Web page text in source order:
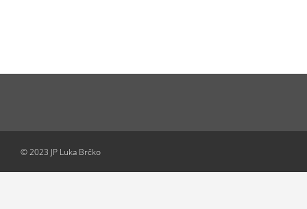
© 2023 JP Luka Brčko